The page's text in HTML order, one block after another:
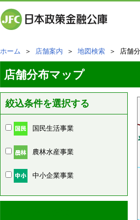
ホーム ＞ 店舗案内 ＞ 地図検索 ＞ 店舗
店舗分布マップ
絞込条件を選択する
国民生活事業
農林水産事業
中小企業事業